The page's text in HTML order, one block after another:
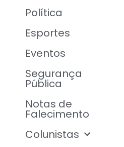
Política
Esportes
Eventos
Segurança
Pública
Notas de
Falecimento
Colunistas